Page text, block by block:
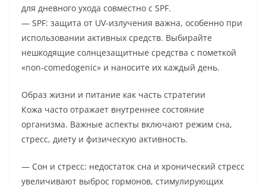
для дневного ухода совместно с SPF.
— SPF: защита от UV-излучения важна, особенно при
использовании активных средств. Выбирайте
нешкодящие солнцезащитные средства с пометкой
«non-comedogenic» и наносите их каждый день.
Образ жизни и питание как часть стратегии
Кожа часто отражает внутреннее состояние
организма. Важные аспекты включают режим сна,
стресс, диету и физическую активность.
— Сон и стресс: недостаток сна и хронический стресс
увеличивают выброс гормонов, стимулирующих